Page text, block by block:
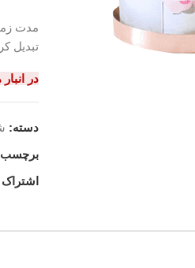
مدت
تبدیل
در
دسته: